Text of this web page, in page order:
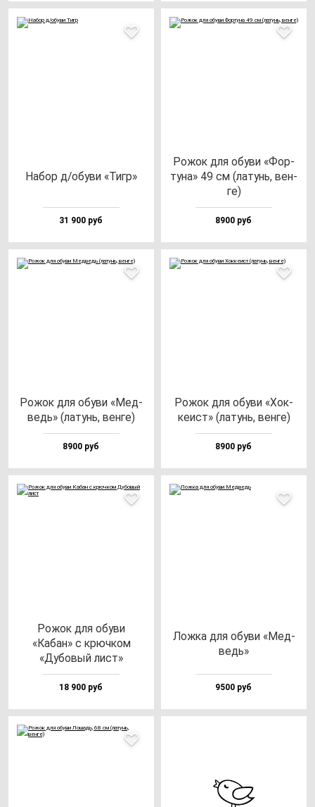
Набор д/обу­ви «Тигр»
31 900 руб
Рожок для обу­ви «Фор­
ту­на» 49 см (ла­тунь, вен­
ге)
8900 руб
Рожок для обу­ви «Мед­
ведь» (ла­тунь, вен­ге)
8900 руб
Рожок для обу­ви «Хок­
ке­ист» (ла­тунь, вен­ге)
8900 руб
Рожок для обу­ви
«Кабан» с крюч­ком
«Дубо­вый лист»
18 900 руб
Лож­ка для обу­ви «Мед­
ведь»
9500 руб